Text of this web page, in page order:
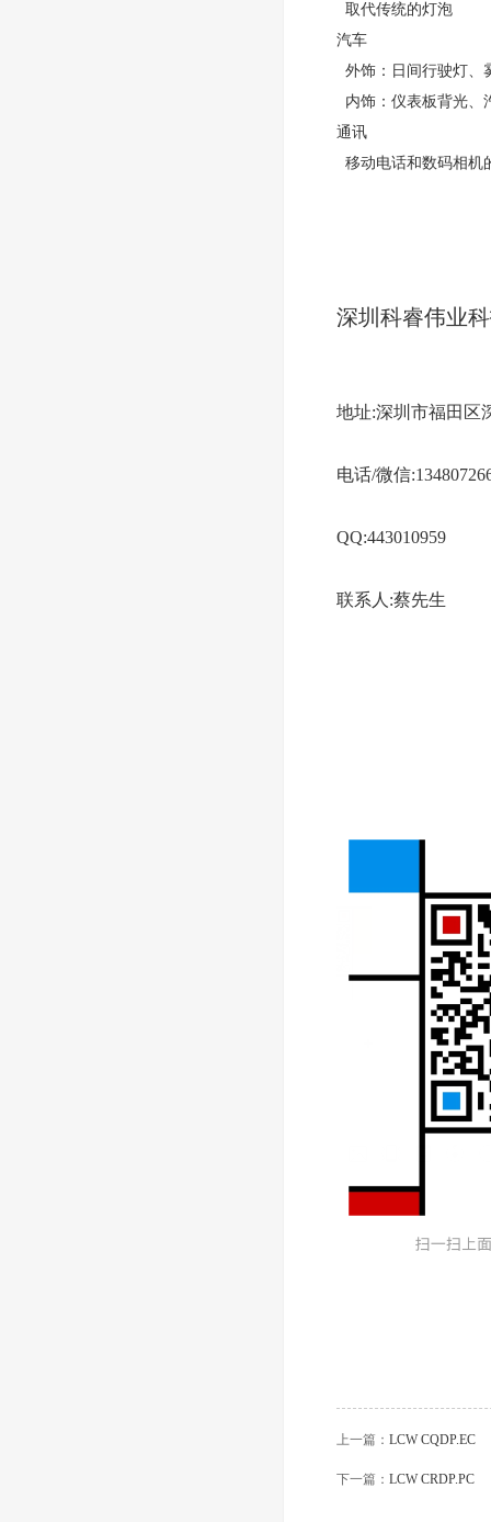
取代传统的灯泡
汽车
外饰：日间行驶灯、
内饰：仪表板背光、
通讯
移动电话和数码相机
深圳科睿伟业
地址:深圳市福田区
电话/微信
QQ:443010959
联系人:蔡先生
上一篇： LCW CQDP.EC
下一篇： LCW CRDP.PC